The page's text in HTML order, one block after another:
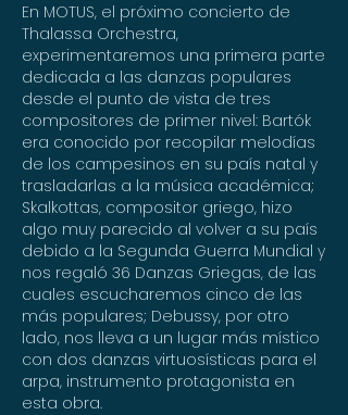
En MOTUS, el próximo concierto de
Thalassa Orchestra,
experimentaremos una primera parte
dedicada a las danzas populares
desde el punto de vista de tres
compositores de primer nivel: Bartók
era conocido por recopilar melodías
de los campesinos en su país natal y
trasladarlas a la música académica;
Skalkottas, compositor griego, hizo
algo muy parecido al volver a su país
debido a la Segunda Guerra Mundial y
nos regaló 36 Danzas Griegas, de las
cuales escucharemos cinco de las
más populares; Debussy, por otro
lado, nos lleva a un lugar más místico
con dos danzas virtuosísticas para el
arpa, instrumento protagonista en
esta obra.